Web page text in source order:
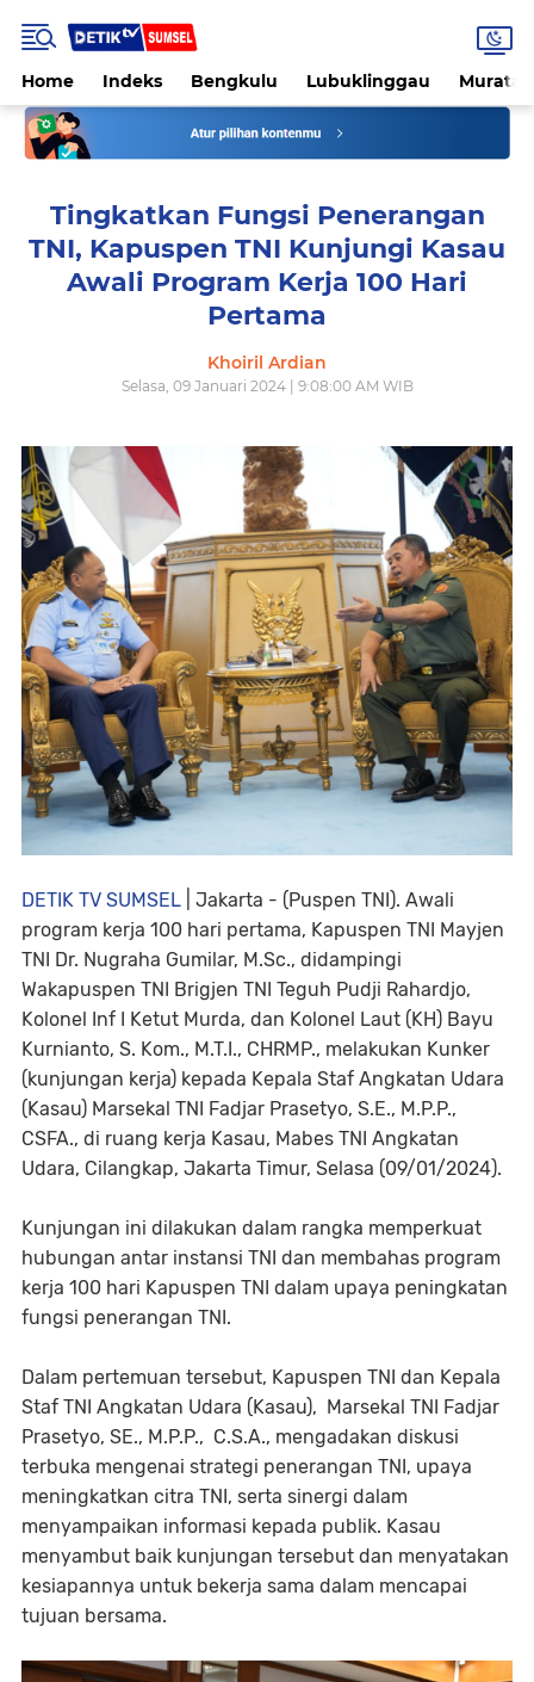
Home Indeks Bengkulu Lubuklinggau
Tingkatkan Fungsi Penerangan
TNI, Kapuspen TNI Kunjungi Kasau
Awali Program Kerja 100 Hari
Pertama
Khoiril Ardian
Selasa, 09 Januari 2024 | 9:08:00 AM WIB
DETIK TV SUMSEL | Jakarta - (Puspen TNI). Awali
program kerja 100 hari pertama, Kapuspen TNI Mayjen
TNI Dr. Nugraha Gumilar, M.Sc., didampingi
Wakapuspen TNI Brigjen TNI Teguh Pudji Rahardjo,
Kolonel Inf I Ketut Murda, dan Kolonel Laut (KH) Bayu
Kurnianto, S. Kom., M.T.I., CHRMP., melakukan Kunker
(kunjungan kerja) kepada Kepala Staf Angkatan Udara
(Kasau) Marsekal TNI Fadjar Prasetyo, S.E., M.P.P.,
CSFA., di ruang kerja Kasau, Mabes TNI Angkatan
Udara, Cilangkap, Jakarta Timur, Selasa (09/01/2024).
Kunjungan ini dilakukan dalam rangka memperkuat
hubungan antar instansi TNI dan membahas program
kerja 100 hari Kapuspen TNI dalam upaya peningkatan
fungsi penerangan TNI.
Dalam pertemuan tersebut, Kapuspen TNI dan Kepala
Staf TNI Angkatan Udara (Kasau), Marsekal TNI Fadjar
Prasetyo, SE., M.P.P., C.S.A., mengadakan diskusi
terbuka mengenai strategi penerangan TNI, upaya
meningkatkan citra TNI, serta sinergi dalam
menyampaikan informasi kepada publik. Kasau
menyambut baik kunjungan tersebut dan menyatakan
kesiapannya untuk bekerja sama dalam mencapai
tujuan bersama.